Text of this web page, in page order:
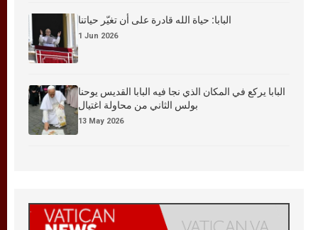
البابا: حياة الله قادرة على أن تغيّر حياتنا
1 Jun 2026
البابا يركع في المكان الذي نجا فيه البابا القديس يوحنا
بولس الثاني من محاولة اغتيال
13 May 2026